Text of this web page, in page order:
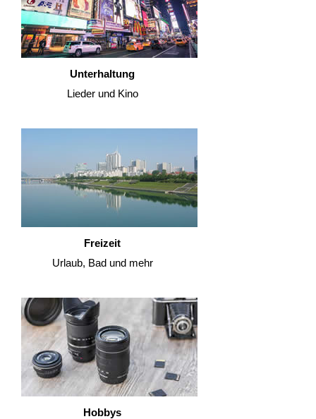
Unterhaltung
Lieder und Kino
Freizeit
Urlaub, Bad und mehr
Hobbys